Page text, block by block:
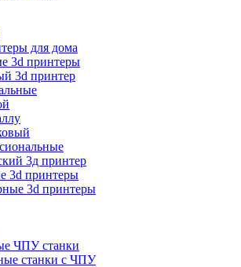
для дома
3d принтеры
3d принтер
3д принтер
3d принтеры
3d принтеры
ЧПУ станки
станки с ЧПУ